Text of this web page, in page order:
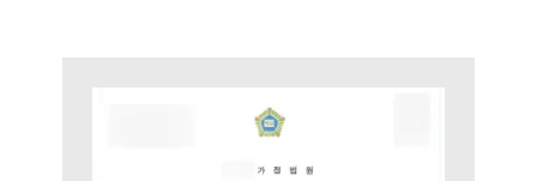
고객의 소리
통합검색
AI대륜